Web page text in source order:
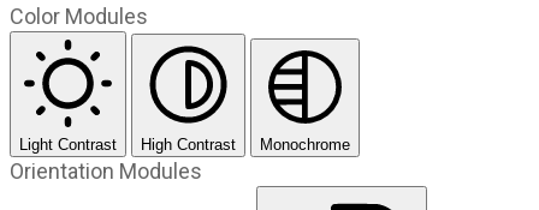
Color Modules
Light Contrast High Contrast Monochrome
Orientation Modules